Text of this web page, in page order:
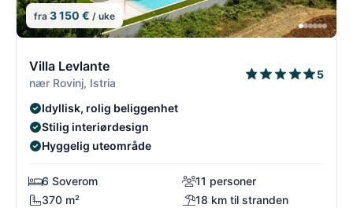
fra 3 150 € / uke
Villa Levlante
nær Rovinj, Istria
5
Idyllisk, rolig beliggenhet
Stilig interiørdesign
Hyggelig uteområde
6 Soverom
11 personer
370 m²
18 km til stranden